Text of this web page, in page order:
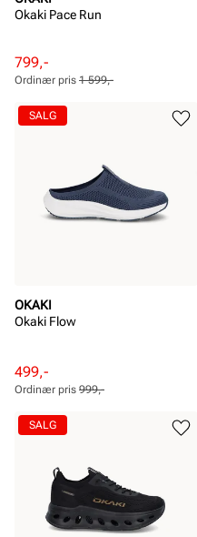
Okaki Pace Run
Rabattert
pris
Pris
799,-
Ordinær
pris
Pris
Ordinær pris 1 599,-
OKAKI
Okaki Flow
Rabattert
pris
Pris
499,-
Ordinær
pris
Pris
Ordinær pris 999,-
SALG
SALG